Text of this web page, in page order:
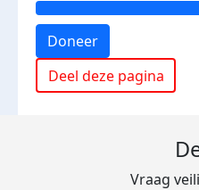
Doneer
Deel deze pagina
Vraag